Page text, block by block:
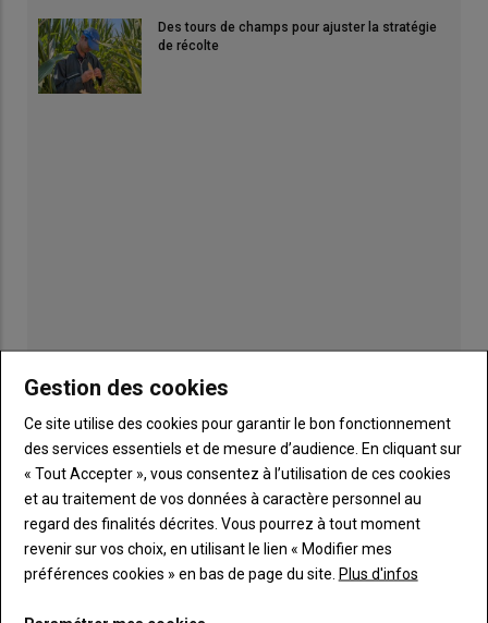
Des tours de champs pour ajuster la stratégie
de récolte
TITRE JE M'ABONNE
Body A partir de 85€
JE M'ABONNE
Gestion des cookies
Ce site utilise des cookies pour garantir le bon fonctionnement
des services essentiels et de mesure d’audience. En cliquant sur
« Tout Accepter », vous consentez à l’utilisation de ces cookies
et au traitement de vos données à caractère personnel au
regard des finalités décrites. Vous pourrez à tout moment
revenir sur vos choix, en utilisant le lien « Modifier mes
préférences cookies » en bas de page du site. Plus d'infos